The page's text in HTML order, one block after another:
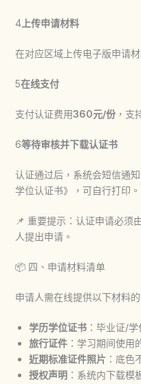
4上传申请材料
在对应区域上传电子版申请
5在线支付
支付认证费用360元/份，支
6等待审核并下载认证书
认证通过后，系统会短信通
学位认证书》，可自行打印。
📌 重要提示：认证申请必须
人提出申请。
📦 四、申请材料清单
申请人需在线提供以下材料的
学历学位证书：毕业证/学
旅行证件：学习期间使用
近期标准证件照片：底色
授权声明：系统内下载模